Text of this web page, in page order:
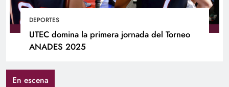
DEPORTES
UTEC domina la primera jornada del Torneo
ANADES 2025
En escena